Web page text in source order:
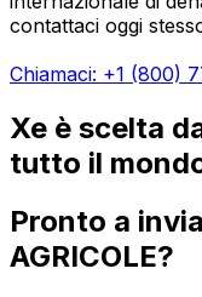
contattaci oggi
Chiamaci: +1 (800)
Xe è scelta
tutto il
Pronto a
AGRICOLE?